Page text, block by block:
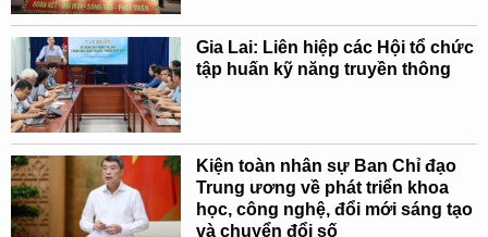
Gia Lai: Liên hiệp các Hội tổ chức
tập huấn kỹ năng truyền thông
Kiện toàn nhân sự Ban Chỉ đạo
Trung ương về phát triển khoa
học, công nghệ, đổi mới sáng tạo
và chuyển đổi số